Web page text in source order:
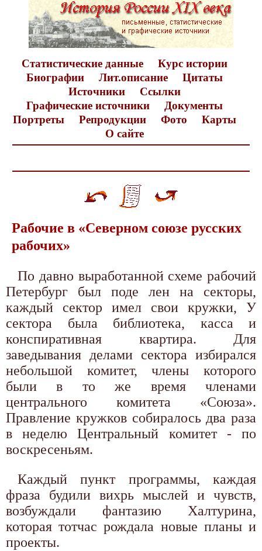
Статистические данные
Курс истории
Биографии
Лит.описание
Цитаты
Источники
Ссылки
Графические источники
Документы
Портреты
Репродукции Фото
Карты
О сайте
Рабочие в «Северном союзе русских
рабочих»
По давно выработанной схеме рабочий
Петербург был поде лен на секторы,
каждый сектор имел свои кружки, У
сектора была библиотека, касса и
конспиративная квартира. Для
заведывания делами сектора избирался
небольшой комитет, члены которого
были в то же время членами
центрального комитета «Союза».
Правление кружков собиралось два раза
в неделю Центральный комитет - по
воскресеньям.
Каждый пункт программы, каждая
фраза будили вихрь мыслей и чувств,
возбуждали фантазию Халтурина,
которая тотчас рождала новые планы и
проекты.